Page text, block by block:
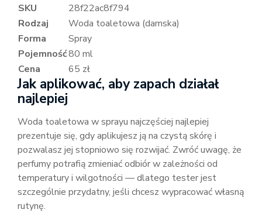
SKU
28f22ac8f794
Rodzaj
Woda toaletowa (damska)
Forma
Spray
Pojemność80 ml
Cena
65 zł
Jak aplikować, aby zapach działał
najlepiej
Woda toaletowa w sprayu najczęściej najlepiej
prezentuje się, gdy aplikujesz ją na czystą skórę i
pozwalasz jej stopniowo się rozwijać. Zwróć uwagę, że
perfumy potrafią zmieniać odbiór w zależności od
temperatury i wilgotności — dlatego tester jest
szczególnie przydatny, jeśli chcesz wypracować własną
rutynę.